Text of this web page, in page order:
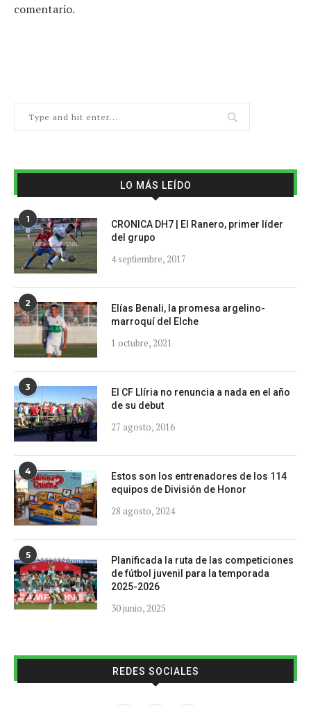
comentario.
LO MÁS LEÍDO
1
CRONICA DH7 | El Ranero, primer líder
del grupo
4 septiembre, 2017
2
Elías Benali, la promesa argelino-
marroquí del Elche
1 octubre, 2021
3
El CF Llíria no renuncia a nada en el año
de su debut
27 agosto, 2016
4
Estos son los entrenadores de los 114
equipos de División de Honor
28 agosto, 2024
5
Planificada la ruta de las competiciones
de fútbol juvenil para la temporada
2025-2026
30 junio, 2025
REDES SOCIALES